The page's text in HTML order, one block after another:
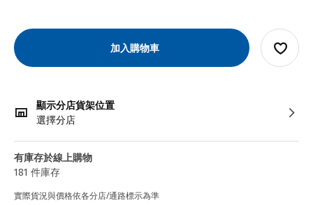
加入購物車
顯示分店貨架位置
選擇分店
有庫存於線上購物
181 件庫存
實際貨況與價格依各分店/通路標示為準